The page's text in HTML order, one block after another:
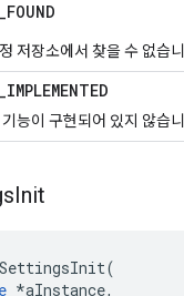
_FOUND
저장소에서 찾을 수 없습
_IMPLEMENTED
능이 구현되어 있지 않습
Init
(
*aInstance,